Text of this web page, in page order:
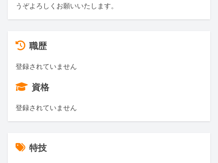
うぞよろしくお願いいたします。
職歴
登録されていません
資格
登録されていません
特技